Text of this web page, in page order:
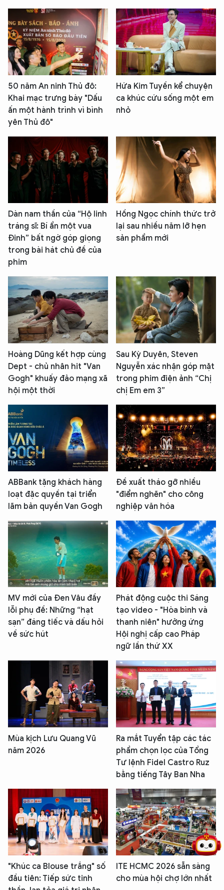
50 năm An ninh Thủ đô:
Khai mạc trưng bày "Dấu
ấn một hành trình vì bình
yên Thủ đô"
Hứa Kim Tuyền kể chuyện
ca khúc cứu sống một em
nhỏ
Dàn nam thần của “Hộ linh
tráng sĩ: Bí ẩn một vua
Đinh” bất ngờ góp giọng
trong bài hát chủ đề của
phim
Hồng Ngọc chính thức trở
lại sau nhiều năm lỡ hẹn
sản phẩm mới
Hoàng Dũng kết hợp cùng
Dept - chủ nhân hit "Van
Gogh" khuấy đảo mạng xã
hội một thời
Sau Kỳ Duyên, Steven
Nguyễn xác nhận góp mặt
trong phim điện ảnh “Chị
chị Em em 3”
ABBank tặng khách hàng
loạt đặc quyền tại triển
lãm bản quyền Van Gogh
Đề xuất tháo gỡ nhiều
"điểm nghẽn" cho công
nghiệp văn hóa
MV mới của Đen Vâu đầy
lỗi phụ đề: Những “hạt
sạn” đáng tiếc và dấu hỏi
về sức hút
Phát động cuộc thi Sáng
tạo video - "Hòa bình và
thanh niên" hưởng ứng
Hội nghị cấp cao Pháp
ngữ lần thứ XX
Mùa kịch Lưu Quang Vũ
năm 2026
Ra mắt Tuyển tập các tác
phẩm chọn lọc của Tổng
Tư lệnh Fidel Castro Ruz
bằng tiếng Tây Ban Nha
"Khúc ca Blouse trắng" số
đầu tiên: Tiếp sức tinh
ITE HCMC 2026 sẵn sàng
cho mùa hội chợ lớn nhất
5 điểm nghẽn của Hà Nội giải pháp xử lý điểm nghẽn của